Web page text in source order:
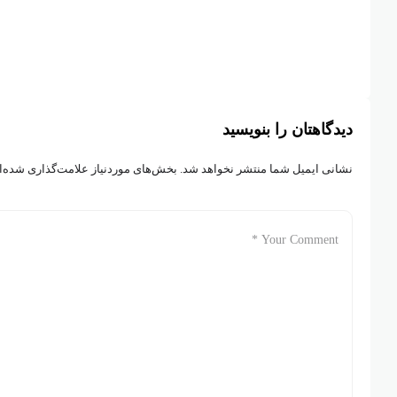
دیدگاهتان را بنویسید
نشانی ایمیل شما منتشر نخواهد شد. بخش‌های موردنیاز علامت‌گذاری